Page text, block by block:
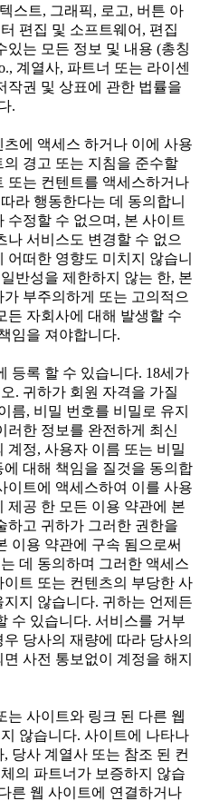
스트, 그래픽, 로고, 버튼 아
편집 및 소프트웨어, 편집
있는 모든 정보 및 내용 (총칭
계열사, 파트너 또는 라이센
작권 및 상표에 관한 법률을
.
에 액세스 하거나 이에 사용
경고 또는 지침을 준수할
또는 컨텐트를 액세스하거나
라 행동한다는 데 동의합니
수정할 수 없으며, 본 사이트
나 서비스도 변경할 수 없으
떠한 영향도 미치지 않습니
반성을 제한하지 않는 한, 본
부주의하게 또는 고의적으
든 자회사에 대해 발생할 수
임을 져야합니다.
등록 할 수 있습니다. 18세가
. 귀하가 회원 자격을 가질
름, 비밀 번호를 비밀로 유지
러한 정보를 완전하게 최신
계정, 사용자 이름 또는 비밀
대해 책임을 질것을 동의합
이트에 액세스하여 이를 사용
제공 한 모든 이용 약관에 본
하고 귀하가 그러한 권한을
이용 약관에 구속 됨으로써
데 동의하며 그러한 액세스
트 또는 컨텐츠의 부당한 사
지 않습니다. 귀하는 언제든
수 있습니다. 서비스를 거부
당사의 재량에 따라 당사의
사전 통보없이 계정을 해지
는 사이트와 링크 된 다른 웹
않습니다. 사이트에 나타나
당사 계열사 또는 참조 된 컨
의 파트너가 보증하지 않습
른 웹 사이트에 연결하거나